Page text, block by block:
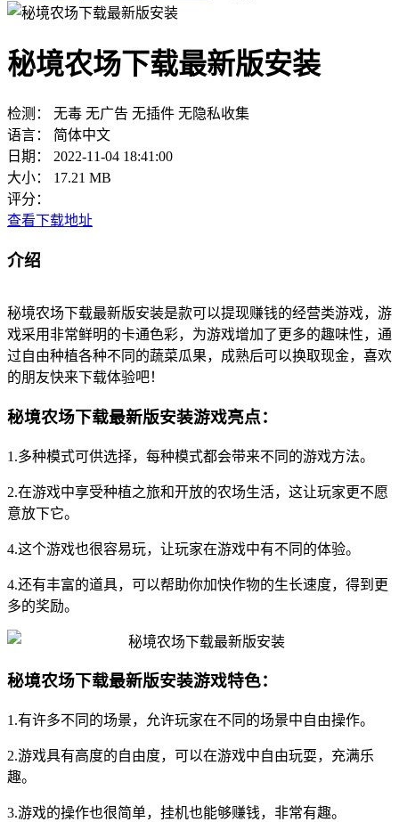
秘境农场下载最新版安装
检测： 无毒 无广告 无插件 无隐私收集
语言：
简体中文
日期：
2022-11-04 18:41:00
大小：
17.21 MB
评分：
查看下载地址
介绍
秘境农场下载最新版安装是款可以提现赚钱的经营类游戏，游
戏采用非常鲜明的卡通色彩，为游戏增加了更多的趣味性，通
过自由种植各种不同的蔬菜瓜果，成熟后可以换取现金，喜欢
的朋友快来下载体验吧！
秘境农场下载最新版安装游戏亮点：
1.多种模式可供选择，每种模式都会带来不同的游戏方法。
2.在游戏中享受种植之旅和开放的农场生活，这让玩家更不愿
意放下它。
4.这个游戏也很容易玩，让玩家在游戏中有不同的体验。
4.还有丰富的道具，可以帮助你加快作物的生长速度，得到更
多的奖励。
秘境农场下载最新版安装游戏特色：
1.有许多不同的场景，允许玩家在不同的场景中自由操作。
2.游戏具有高度的自由度，可以在游戏中自由玩耍，充满乐
趣。
3.游戏的操作也很简单，挂机也能够赚钱，非常有趣。